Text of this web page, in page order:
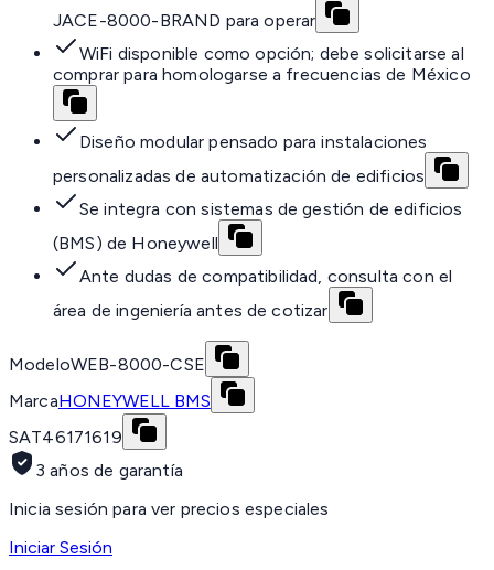
JACE-8000-BRAND para operar
WiFi disponible como opción; debe solicitarse al
comprar para homologarse a frecuencias de México
Diseño modular pensado para instalaciones
personalizadas de automatización de edificios
Se integra con sistemas de gestión de edificios
(BMS) de Honeywell
Ante dudas de compatibilidad, consulta con el
área de ingeniería antes de cotizar
ModeloWEB-8000-CSE
MarcaHONEYWELL BMS
SAT46171619
3 años de garantía
Inicia sesión para ver precios especiales
Iniciar Sesión